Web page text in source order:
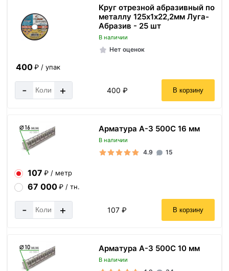
Круг отрезной абразивный по
металлу 125х1х22,2мм Луга-
Абразив - 25 шт
В наличии
Нет оценок
400₽ / упак
- + 400 ₽ В корзину
Арматура А-3 500С 16 мм
В наличии
4.9 15
107 ₽ / метр
67 000₽ / тн.
- + 107 ₽ В корзину
Арматура А-3 500С 10 мм
В наличии